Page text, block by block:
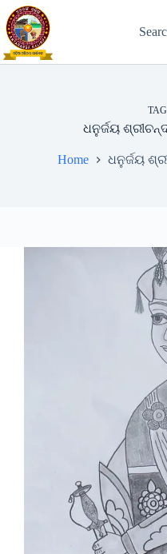
Skip
to
content
TAG
ଧନୁର୍ଜୟ
Home ଧନୁର୍ଜୟ